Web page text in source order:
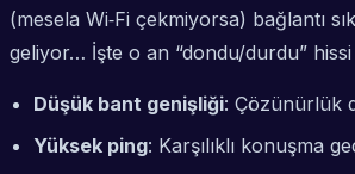
(mesela Wi‑Fi çekmiyorsa) bağlantı
geliyor… İşte o an “dondu/durdu” hissi
Düşük bant genişliği: Çözünürlük
Yüksek ping: Karşılıklı konuşma